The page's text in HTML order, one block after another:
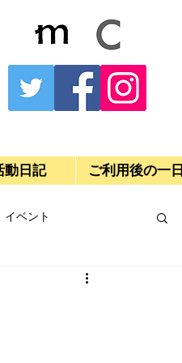
動日記 ご利用後の一日
イベント